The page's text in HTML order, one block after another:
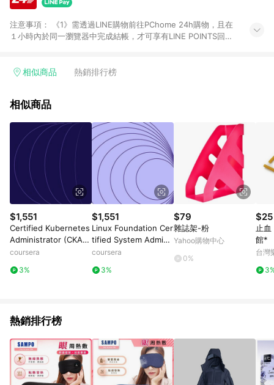
注意事項： 《1》需透過LINE購物前往PChome 24h購物，且在
１小時內於同一瀏覽器中完成結帳，才可享有LINE POINTS回饋
在點數回饋範圍內。 《3》如取消訂單、退貨、購物中登出
品、票券、訂閱方案、PChome儲值商品、企業專區/企業採購、
值點數、點數/禮物卡 [2025/2/16起適用] - 票券全品項
[2026/6/2起適用] 《5》回饋點數的計算將會排除【訂單活動折
扣 (含折價券折扣)】、【P幣扣抵】、【現金積點扣抵】及【訂單
運費】等金額。 《6》符合LINE POINTS回饋資格之訂單將於商
家訂單頁面標示「LINE回饋」，若無此標示則 不符合回饋LINE
POINTS點數資格亦不得使用點數紅包 。 《7》LINE購物設有
「單一商品最高回饋點數」機制 (特殊活動時開放「回饋無上
限」)，以同一訂單中同一商品不論件數計算，並依訂單成立時間
當下LINE購物所設定的回饋機制為準。 《8》LINE購物為購物資
訊整合性平台，商品資料更新會有時間差，如顯示之商品規格、
顏色、價位、贈品與PChome 24h購物銷售網頁不符，以銷售網
頁標示為準！
相似商品 熱銷排行榜
相似商品
$1,551
Certified Kubernetes
Administrator (CKA):
Unit 3
coursera
3%
$1,551
Linux Foundation Cer
tified System Admini
strator (LFCS): Unit 3
coursera
3%
$79
雜誌架-粉
Yahoo購物中心
0%
$25
止
館*
台灣
熱銷排行榜